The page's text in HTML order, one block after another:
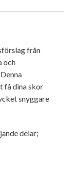
från
och
få dina skor
snyggare
delar;